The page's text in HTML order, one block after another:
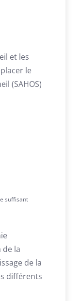
et les
le
(SAHOS)
suffisant
la
de la
différents